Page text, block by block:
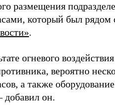
размещения
который был рядом
.
огневого
вероятно
а также
он.